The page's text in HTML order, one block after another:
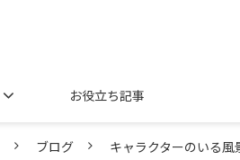
お役立ち記事
ブログ キャラクターのいる風